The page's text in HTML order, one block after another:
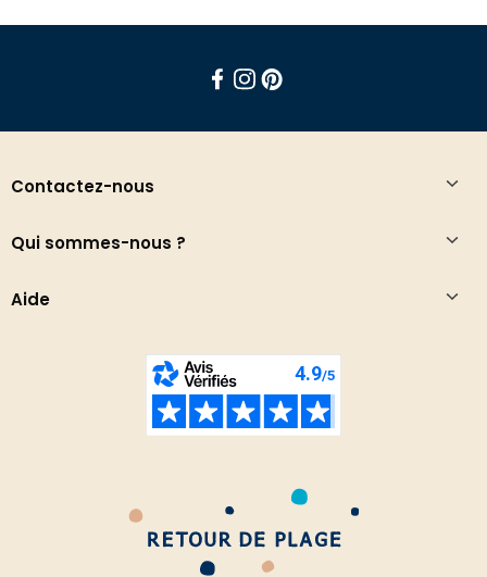
Contactez-nous
Qui sommes-nous ?
Aide